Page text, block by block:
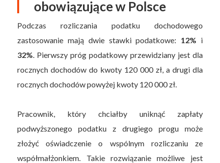
obowiązujące w Polsce
Podczas rozliczania podatku dochodowego
zastosowanie mają dwie stawki podatkowe: 12% i
32% . Pierwszy próg podatkowy przewidziany jest dla
rocznych dochodów do kwoty 120 000 zł, a drugi dla
rocznych dochodów powyżej kwoty 120 000 zł.
Pracownik, który chciałby uniknąć zapłaty
podwyższonego podatku z drugiego progu może
złożyć oświadczenie o wspólnym rozliczaniu ze
współmałżonkiem. Takie rozwiązanie możliwe jest